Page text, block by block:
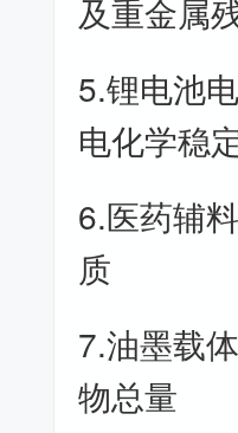
及重金属
5.锂电池
电化学稳
6.医药辅
质
7.油墨载
物总量